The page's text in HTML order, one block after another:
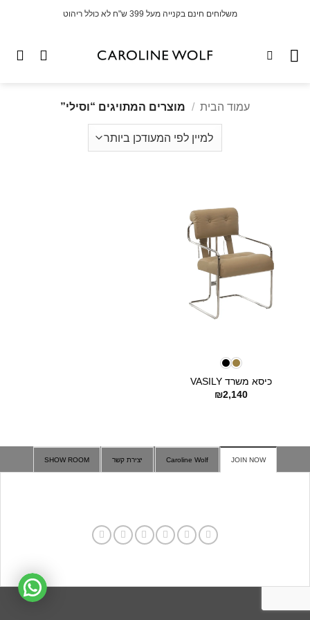
משלוחים חינם בקנייה מעל 399 ש"ח לא כולל ריהוט
עמוד הבית / מוצרים המתויגים “וסילי”
כיסא משרד VASILY
₪2,140
JOIN NOW
Caroline Wolf יצירת קשר SHOW ROOM